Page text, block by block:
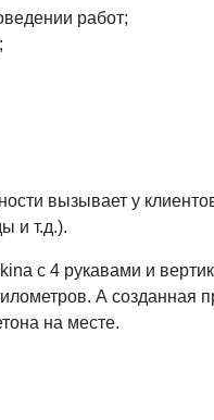
работ;
вызывает у
и т.д.).
с 4 рукавами и
А созданная
на месте.